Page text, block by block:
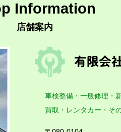
Information
店舗案内
車検整備・一般修理・
買取・レンタカー・そ